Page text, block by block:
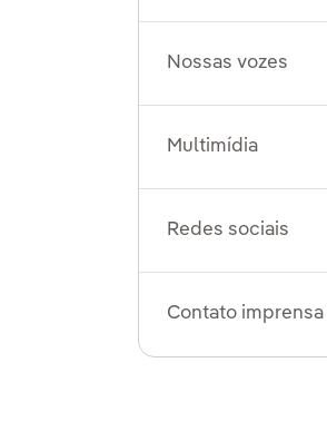
Nossas vozes
Multimídia
Redes sociais
Contato imprensa